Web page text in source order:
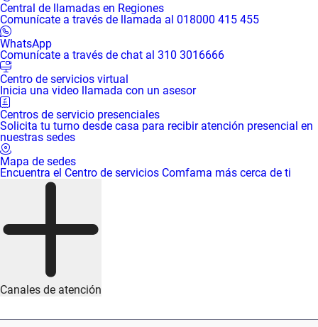
Central de llamadas en Regiones
Comunícate a través de llamada al 018000 415 455
WhatsApp
Comunícate a través de chat al 310 3016666
Centro de servicios virtual
Inicia una video llamada con un asesor
Centros de servicio presenciales
Solicita tu turno desde casa para recibir atención presencial en
nuestras sedes
Mapa de sedes
Encuentra el Centro de servicios Comfama más cerca de ti
Canales de atención